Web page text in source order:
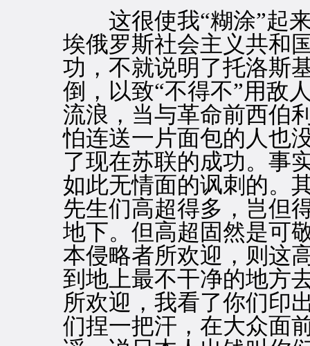
这很使我“糊涂”起来
埃俄罗斯社会主义共和
功，不就说明了托洛斯
倒，以致“不得不”用敌
流浪，当与革命前西伯
怕连送一片面包的人也
了现在苏联的成功。事
如此无情面的讽刺的。
先生们高超得多，岂但
地下。但高超固然是可
本侵略者所欢迎，则这
到地上最不干净的地方
所欢迎，我看了你们印
们捏一把汗，在大众面